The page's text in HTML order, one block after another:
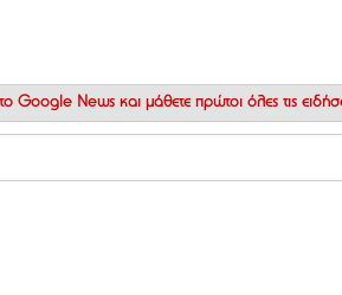
Google News και μάθετε πρώτοι όλες τις